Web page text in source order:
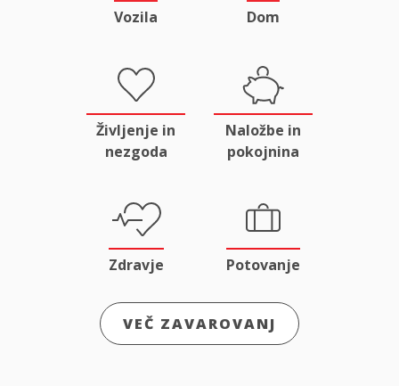
Vozila Dom
Življenje in
nezgoda
Naložbe in
pokojnina
Zdravje Potovanje
VEČ ZAVAROVANJ